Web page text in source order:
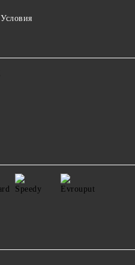
Условия